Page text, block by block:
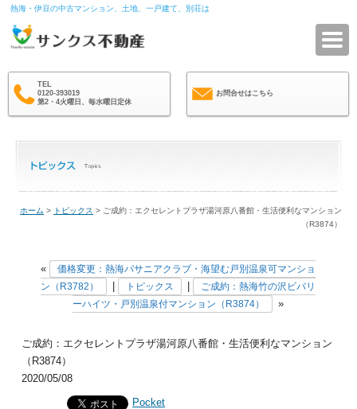
熱海・伊豆の中古マンション、土地、一戸建て、別荘は
TEL
0120-393019
第2・4火曜日、毎水曜日定休
お問合せはこちら
ホーム > トピックス > ご成約：エクセレントプラザ湯河原八番館・生活便利なマンション
（R3874）
«
価格変更：熱海パサニアクラブ・海望む戸別温泉可マンショ
ン（R3782）
トピックス
ご成約：熱海竹の沢ビバリ
ーハイツ・戸別温泉付マンション（R3874）
»
ご成約：エクセレントプラザ湯河原八番館・生活便利なマンション
（R3874）
2020/05/08
Pocket